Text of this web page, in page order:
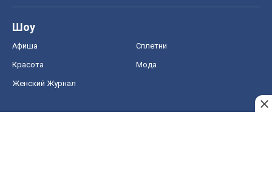
Шоу
Афиша Сплетни
Красота Мода
Женский Журнал